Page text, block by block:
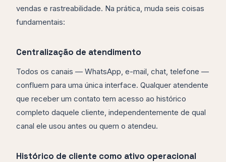
vendas e rastreabilidade. Na prática, muda seis coisas
fundamentais:
Centralização de atendimento
Todos os canais — WhatsApp, e-mail, chat, telefone —
confluem para uma única interface. Qualquer atendente
que receber um contato tem acesso ao histórico
completo daquele cliente, independentemente de qual
canal ele usou antes ou quem o atendeu.
Histórico de cliente como ativo operacional